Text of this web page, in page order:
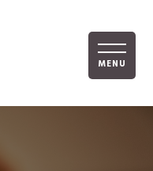
MENU